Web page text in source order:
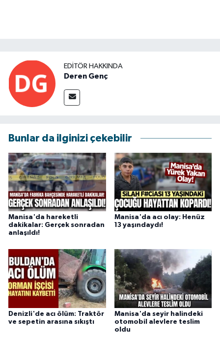
EDITÖR HAKKINDA
Deren Genç
Bunlar da ilginizi çekebilir
Manisa'da hareketli
dakikalar: Gerçek sonradan
anlaşıldı!
Manisa'da acı olay: Henüz
13 yaşındaydı!
Denizli'de acı ölüm: Traktör
ve sepetin arasına sıkıştı
Manisa'da seyir halindeki
otomobil alevlere teslim
oldu